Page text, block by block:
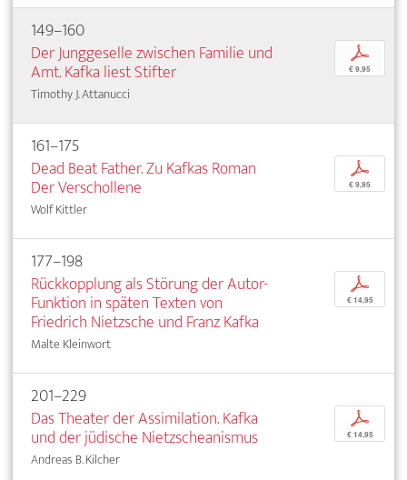
149–160
Der Junggeselle zwischen Familie und
Amt. Kafka liest Stifter
Timothy J. Attanucci
p
€ 9,95
161–175
Dead Beat Father. Zu Kafkas Roman
Der Verschollene
Wolf Kittler
p
€ 9,95
177–198
Rückkopplung als Störung der Autor-
Funktion in späten Texten von
Friedrich Nietzsche und Franz Kafka
Malte Kleinwort
p
€ 14,95
201–229
Das Theater der Assimilation. Kafka
und der jüdische Nietzscheanismus
Andreas B. Kilcher
p
€ 14,95